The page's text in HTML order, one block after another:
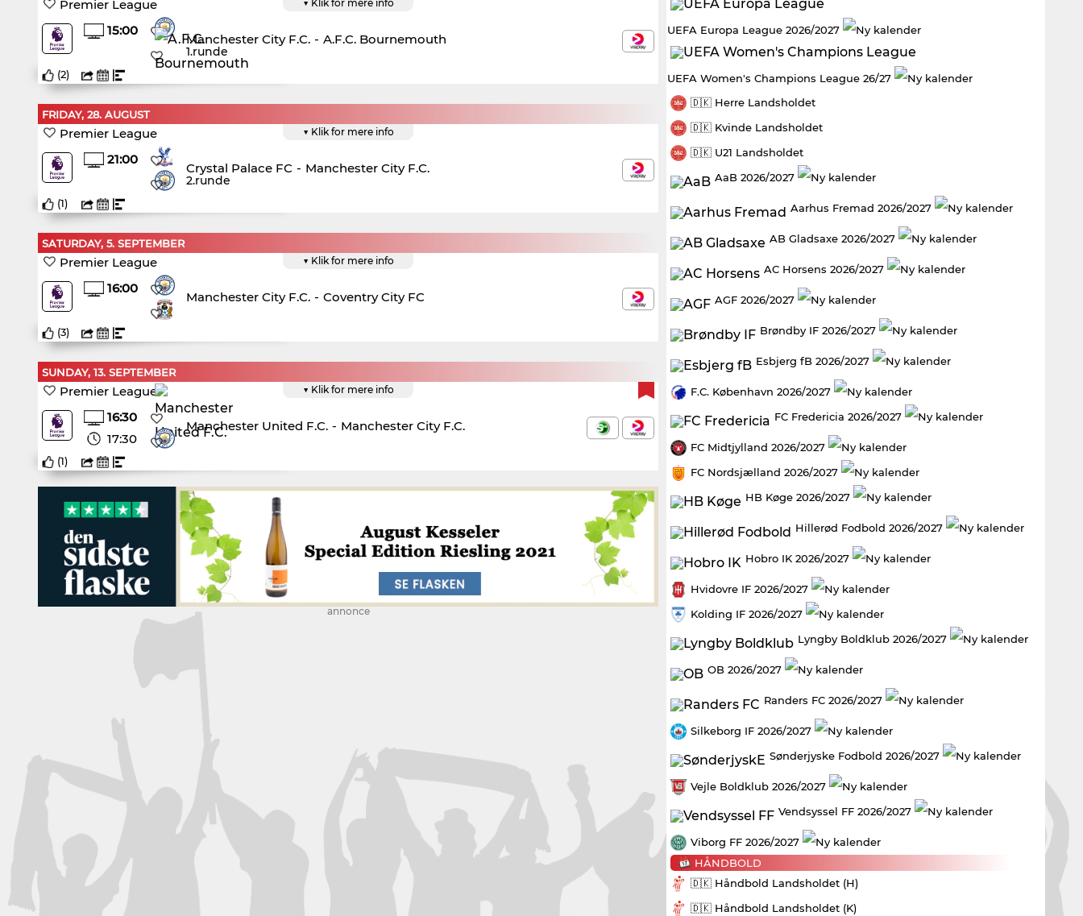
▼ Klik for mere info
Premier League
15:00
Manchester City F.C. - A.F.C. Bournemouth
1.runde
(2)
FRIDAY, 28. AUGUST
▼ Klik for mere info
Premier League
21:00
Crystal Palace FC - Manchester City F.C.
2.runde
(1)
SATURDAY, 5. SEPTEMBER
▼ Klik for mere info
Premier League
16:00
Manchester City F.C. - Coventry City FC
(3)
SUNDAY, 13. SEPTEMBER
▼ Klik for mere info
Premier League
16:30
17:30
Manchester United F.C. - Manchester City F.C.
(1)
annonce
UEFA Europa League 2026/2027
UEFA Women's Champions League 26/27
🇩🇰 Herre Landsholdet
🇩🇰 Kvinde Landsholdet
🇩🇰 U21 Landsholdet
AaB 2026/2027
Aarhus Fremad 2026/2027
AB Gladsaxe 2026/2027
AC Horsens 2026/2027
AGF 2026/2027
Brøndby IF 2026/2027
Esbjerg fB 2026/2027
F.C. København 2026/2027
FC Fredericia 2026/2027
FC Midtjylland 2026/2027
FC Nordsjælland 2026/2027
HB Køge 2026/2027
Hillerød Fodbold 2026/2027
Hobro IK 2026/2027
Hvidovre IF 2026/2027
Kolding IF 2026/2027
Lyngby Boldklub 2026/2027
OB 2026/2027
Randers FC 2026/2027
Silkeborg IF 2026/2027
Sønderjyske Fodbold 2026/2027
Vejle Boldklub 2026/2027
Vendsyssel FF 2026/2027
Viborg FF 2026/2027
HÅNDBOLD
🇩🇰 Håndbold Landsholdet (H)
🇩🇰 Håndbold Landsholdet (K)